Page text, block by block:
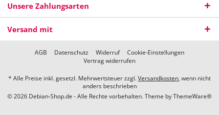
Unsere Zahlungsarten
Versand mit
AGB Datenschutz Widerruf
Cookie-Einstellungen
Vertrag widerrufen
* Alle Preise inkl. gesetzl. Mehrwertsteuer zzgl.Versandkosten, wenn nicht
anders beschrieben
© 2026 Debian-Shop.de - Alle Rechte vorbehalten. Theme byThemeWare®